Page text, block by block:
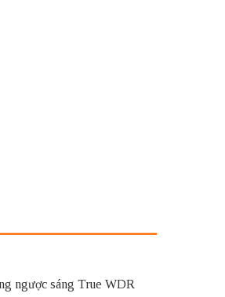
ngược sáng True WDR